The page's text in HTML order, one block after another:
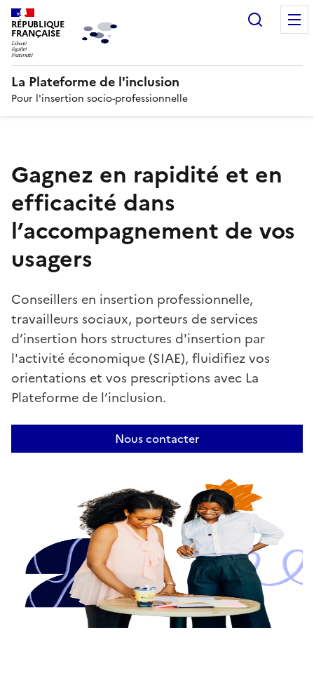
RÉPUBLIQUE
FRANÇAISE
La Plateforme de l'inclusion
Pour l'insertion socio-professionnelle
Gagnez en rapidité et en
efficacité dans
l’accompagnement de vos
usagers
Conseillers en insertion professionnelle,
travailleurs sociaux, porteurs de services
d’insertion hors structures d'insertion par
l'activité économique (SIAE), fluidifiez vos
orientations et vos prescriptions avec La
Plateforme de l’inclusion.
Nous contacter